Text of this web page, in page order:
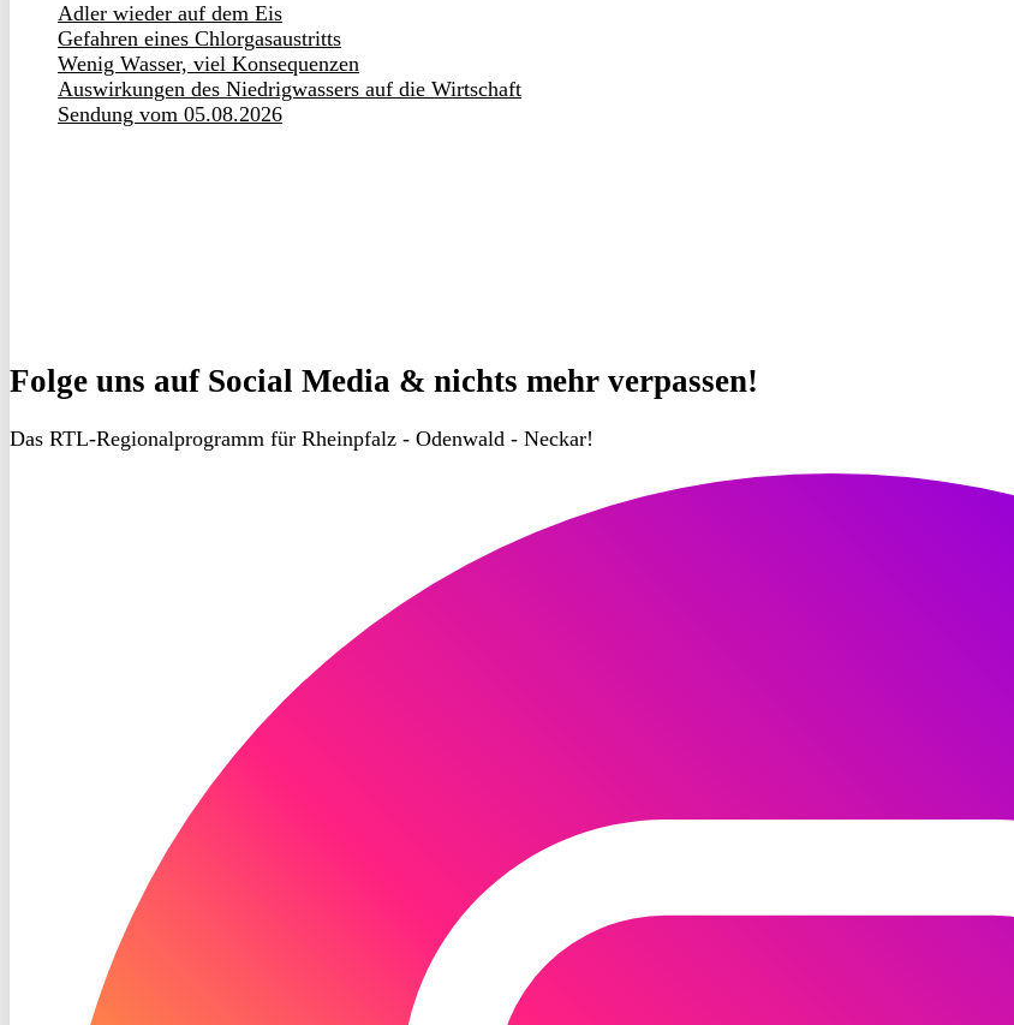
Adler wieder auf dem Eis
Gefahren eines Chlorgasaustritts
Wenig Wasser, viel Konsequenzen
Auswirkungen des Niedrigwassers auf die Wirtschaft
Sendung vom 05.08.2026
Folge uns auf Social Media & nichts mehr verpassen!
Das RTL-Regionalprogramm für Rheinpfalz - Odenwald - Neckar!